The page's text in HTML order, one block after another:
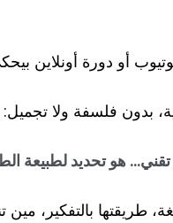
أو دورة أونلاين
بدون فلسفة ولا تجميل:
تقني… هو تحديد
طريقتها بالتفكير،